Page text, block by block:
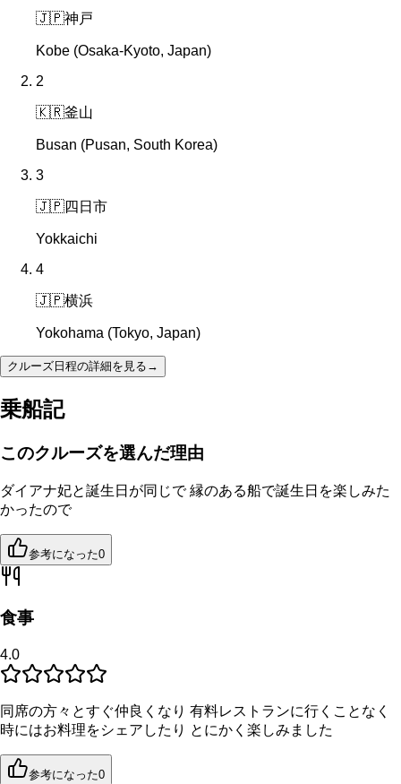
🇯🇵神戸
Kobe (Osaka-Kyoto, Japan)
2
🇰🇷釜山
Busan (Pusan, South Korea)
3
🇯🇵四日市
Yokkaichi
4
🇯🇵横浜
Yokohama (Tokyo, Japan)
クルーズ日程の詳細を見る →
乗船記
このクルーズを選んだ理由
ダイアナ妃と誕生日が同じで 縁のある船で誕生日を楽しみた
かったので
参考になった0
食事
4.0
同席の方々とすぐ仲良くなり 有料レストランに行くことなく
時にはお料理をシェアしたり とにかく楽しみました
参考になった0